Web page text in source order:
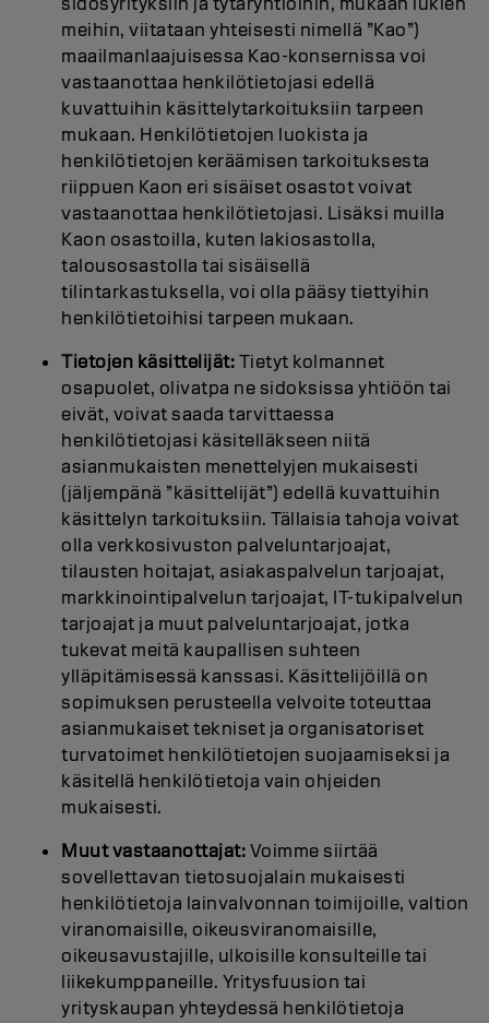
meihin, viitataan yhteisesti nimellä ”Kao”)
maailmanlaajuisessa Kao-konsernissa voi
vastaanottaa henkilötietojasi edellä
kuvattuihin käsittelytarkoituksiin tarpeen
mukaan. Henkilötietojen luokista ja
henkilötietojen keräämisen tarkoituksesta
riippuen Kaon eri sisäiset osastot voivat
vastaanottaa henkilötietojasi. Lisäksi muilla
Kaon osastoilla, kuten lakiosastolla,
talousosastolla tai sisäisellä
tilintarkastuksella, voi olla pääsy tiettyihin
henkilötietoihisi tarpeen mukaan.
Tietojen käsittelijät:Tietyt kolmannet
osapuolet, olivatpa ne sidoksissa yhtiöön tai
eivät, voivat saada tarvittaessa
henkilötietojasi käsitelläkseen niitä
asianmukaisten menettelyjen mukaisesti
(jäljempänä ”käsittelijät”) edellä kuvattuihin
käsittelyn tarkoituksiin. Tällaisia tahoja voivat
olla verkkosivuston palveluntarjoajat,
tilausten hoitajat, asiakaspalvelun tarjoajat,
markkinointipalvelun tarjoajat, IT-tukipalvelun
tarjoajat ja muut palveluntarjoajat, jotka
tukevat meitä kaupallisen suhteen
ylläpitämisessä kanssasi. Käsittelijöillä on
sopimuksen perusteella velvoite toteuttaa
asianmukaiset tekniset ja organisatoriset
turvatoimet henkilötietojen suojaamiseksi ja
käsitellä henkilötietoja vain ohjeiden
mukaisesti.
Muut vastaanottajat:Voimme siirtää
sovellettavan tietosuojalain mukaisesti
henkilötietoja lainvalvonnan toimijoille, valtion
viranomaisille, oikeusviranomaisille,
oikeusavustajille, ulkoisille konsulteille tai
liikekumppaneille. Yritysfuusion tai
yrityskaupan yhteydessä henkilötietoja